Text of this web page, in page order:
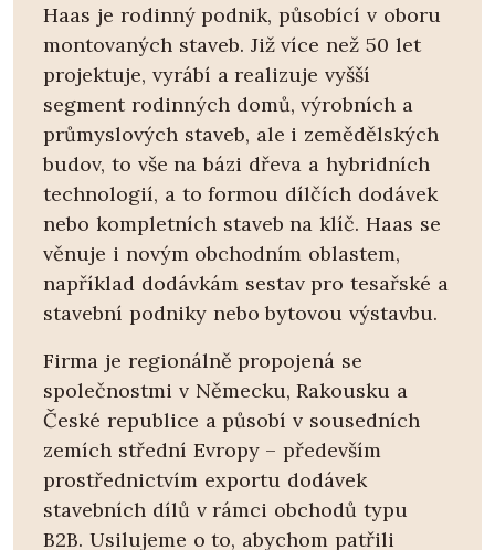
Haas je rodinný podnik, působící v oboru
montovaných staveb. Již více než 50 let
projektuje, vyrábí a realizuje vyšší
segment rodinných domů, výrobních a
průmyslových staveb, ale i zemědělských
budov, to vše na bázi dřeva a hybridních
technologií, a to formou dílčích dodávek
nebo kompletních staveb na klíč. Haas se
věnuje i novým obchodním oblastem,
například dodávkám sestav pro tesařské a
stavební podniky nebo bytovou výstavbu.
Firma je regionálně propojená se
společnostmi v Německu, Rakousku a
České republice a působí v sousedních
zemích střední Evropy – především
prostřednictvím exportu dodávek
stavebních dílů v rámci obchodů typu
B2B. Usilujeme o to, abychom patřili